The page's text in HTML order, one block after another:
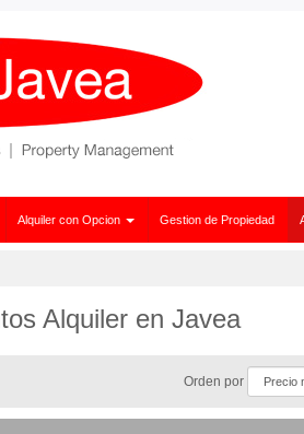
Alquiler con Opcion Gestion de Propiedad
Alquiler en Javea
Orden por